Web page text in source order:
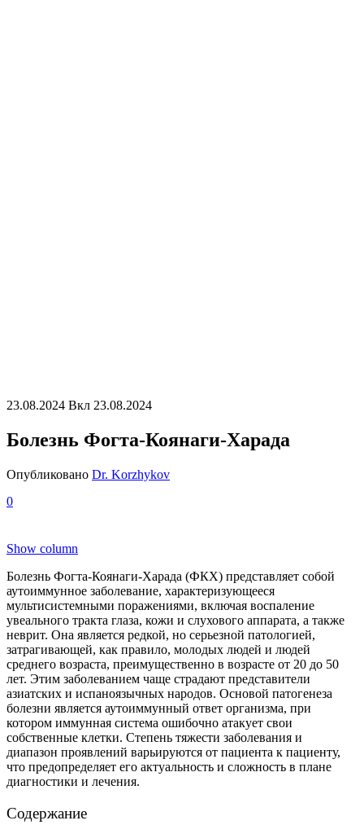
23.08.2024 Вкл 23.08.2024
Болезнь Фогта-Коянаги-Харада
Опубликовано Dr. Korzhykov
0
Show column
Болезнь Фогта-Коянаги-Харада (ФКХ) представляет собой
аутоиммунное заболевание, характеризующееся
мультисистемными поражениями, включая воспаление
увеального тракта глаза, кожи и слухового аппарата, а также
неврит. Она является редкой, но серьезной патологией,
затрагивающей, как правило, молодых людей и людей
среднего возраста, преимущественно в возрасте от 20 до 50
лет. Этим заболеванием чаще страдают представители
азиатских и испаноязычных народов. Основой патогенеза
болезни является аутоиммунный ответ организма, при
котором иммунная система ошибочно атакует свои
собственные клетки. Степень тяжести заболевания и
диапазон проявлений варьируются от пациента к пациенту,
что предопределяет его актуальность и сложность в плане
диагностики и лечения.
Содержание